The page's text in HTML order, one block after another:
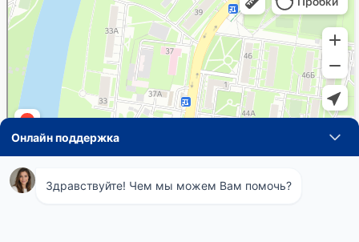
Навигация
по
записям
Вторник
08:00 - 21:00
Среда
08:00 - 21:00